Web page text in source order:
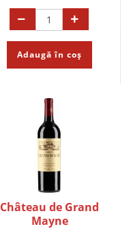
Adaugă în coș
Château de Grand
Mayne